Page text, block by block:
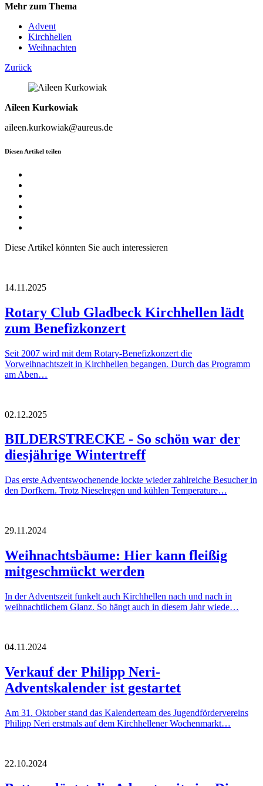
Mehr zum Thema
Advent
Kirchhellen
Weihnachten
Zurück
Aileen Kurkowiak
aileen.kurkowiak@aureus.de
Diesen Artikel teilen
Diese Artikel könnten Sie auch interessieren
14.11.2025
Rotary Club Gladbeck Kirchhellen lädt
zum Benefizkonzert
Seit 2007 wird mit dem Rotary-Benefizkonzert die
Vorweihnachtszeit in Kirchhellen begangen. Durch das Programm
am Aben…
02.12.2025
BILDERSTRECKE - So schön war der
diesjährige Wintertreff
Das erste Adventswochenende lockte wieder zahlreiche Besucher in
den Dorfkern. Trotz Nieselregen und kühlen Temperature…
29.11.2024
Weihnachtsbäume: Hier kann fleißig
mitgeschmückt werden
In der Adventszeit funkelt auch Kirchhellen nach und nach in
weihnachtlichem Glanz. So hängt auch in diesem Jahr wiede…
04.11.2024
Verkauf der Philipp Neri-
Adventskalender ist gestartet
Am 31. Oktober stand das Kalenderteam des Jugendfördervereins
Philipp Neri erstmals auf dem Kirchhellener Wochenmarkt…
22.10.2024